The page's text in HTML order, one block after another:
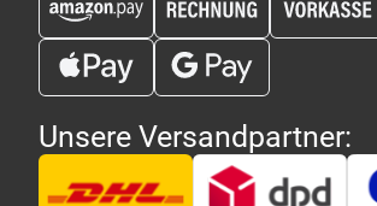
Unsere Versandpartner: